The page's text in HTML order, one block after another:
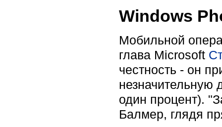
Windows
Мобильной
глава Microsoft
честность - он
незначительную
один процент).
Балмер, глядя